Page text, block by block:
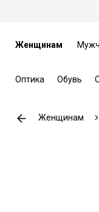
Женщинам
Оптика Обувь
Женщинам